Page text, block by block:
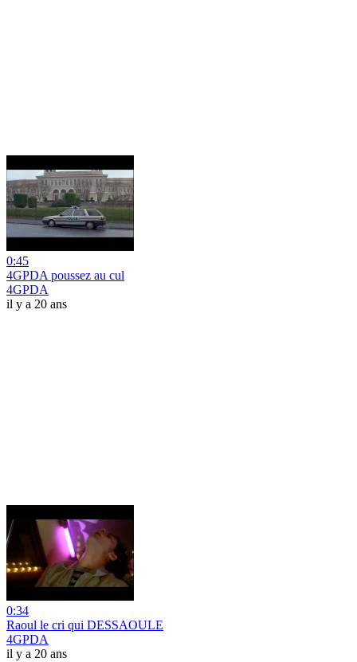
0:45
4GPDA poussez au cul
4GPDA
il y a 20 ans
0:34
Raoul le cri qui DESSAOULE
4GPDA
il y a 20 ans